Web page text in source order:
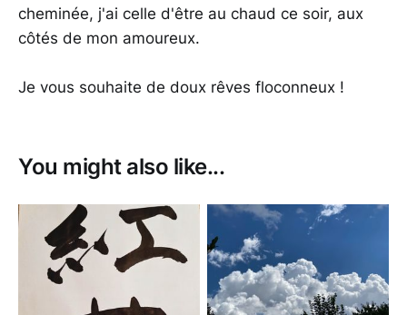
cheminée, j'ai celle d'être au chaud ce soir, aux
côtés de mon amoureux.
Je vous souhaite de doux rêves floconneux !
You might also like...